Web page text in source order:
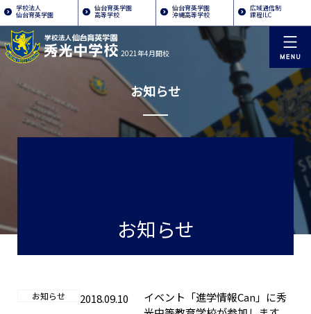
学校法人
仙台育英学園
仙台育英学園
高等学校
仙台育英学園
沖縄高等学校
広域通信制
課程ILC
2021年4月開校
お知らせ
お知らせ
お知らせ 2018.09.10
イベント「進学情報Can」に秀